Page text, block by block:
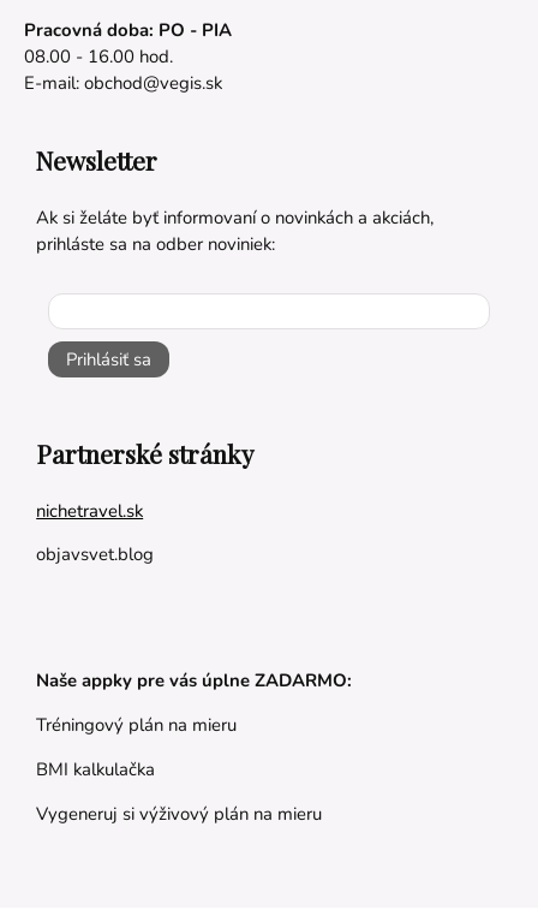
Pracovná doba: PO - PIA
08.00 - 16.00 hod.
E-mail: obchod@vegis.sk
Newsletter
Ak si želáte byť informovaní o novinkách a akciách,
prihláste sa na odber noviniek:
Prihlásiť sa
Partnerské stránky
nichetravel.sk
objavsvet.blog
Naše appky pre vás úplne ZADARMO:
Tréningový plán na mieru
BMI kalkulačka
Vygeneruj si výživový plán na mieru